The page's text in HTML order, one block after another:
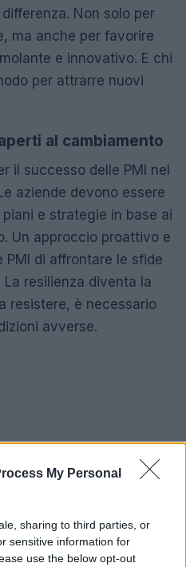
My Personal
sharing to third parties, or
sensitive information for
use the below opt-out
Non solo per
ma anche per favorire
e innovativo. E chi
per attrarre nuovi
al cambiamento
il successo delle PMI nel
aziende devono essere
e strategie in base ai
Un approccio proattivo e
di affrontare le sfide
resilienza diventa la
resistere, è necessario
avverse.